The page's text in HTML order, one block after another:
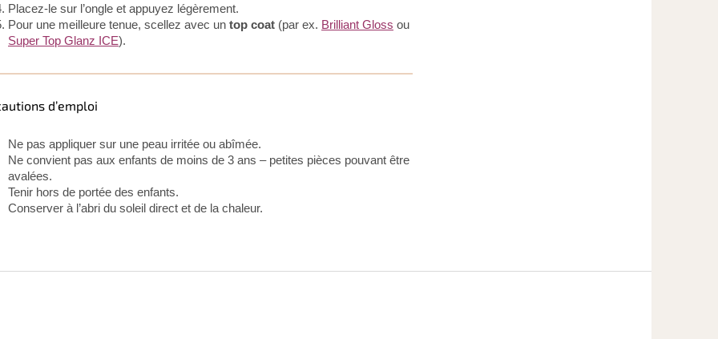
Placez-le sur l’ongle et appuyez légèrement.
Pour une meilleure tenue, scellez avec un top coat (par ex. Brilliant Gloss ou
Super Top Glanz ICE).
d’emploi
Ne pas appliquer sur une peau irritée ou abîmée.
Ne convient pas aux enfants de moins de 3 ans – petites pièces pouvant être
avalées.
Tenir hors de portée des enfants.
Conserver à l’abri du soleil direct et de la chaleur.